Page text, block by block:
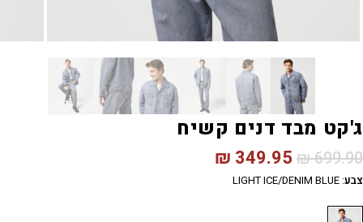
ג'קט מבד דנים קשיח
₪699.90
₪ 349.95
צבע:
LIGHT ICE/DENIM BLUE